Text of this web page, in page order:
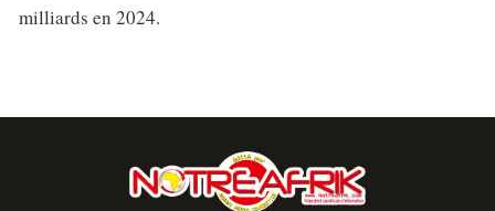
milliards en 2024.